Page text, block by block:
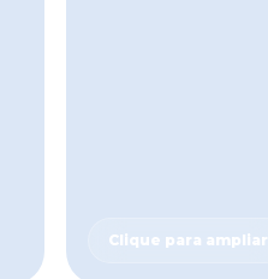
Clique para ampliar